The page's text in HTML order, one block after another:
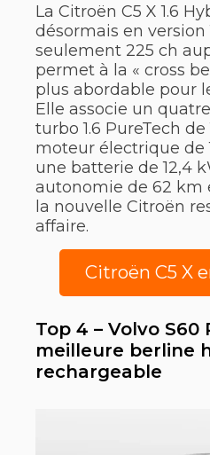
La Citroën C5 X 1.6
désormais en version
seulement 225 ch
permet à la « cross
plus abordable pour
Elle associe un
turbo 1.6 PureTech
moteur électrique de
une batterie de 12,4
autonomie de 62 km
la nouvelle Citroën
affaire.
Citroën C5 X
Top 4 – Volvo S60
meilleure berline
rechargeable